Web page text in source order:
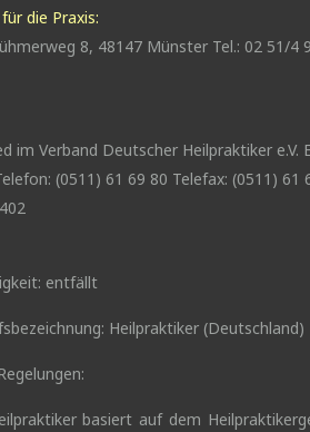
die Praxis:
8, 48147 Münster Tel.: 02 51/4
im Verband Deutscher Heilpraktiker e.V.
(0511) 61 69 80 Telefax: (0511) 61
entfällt
Heilpraktiker (Deutschland)
basiert auf dem